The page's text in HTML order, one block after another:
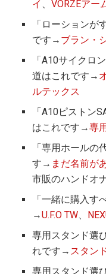
イ 、VORZEアー
「ローションが
です→ ブラン・
「A10サイクロ
道はこれです→
ルテックス
「A10ピストン
はこれです→専
「専用ホールの
す→ まだ名前が
市販のハンドオ
「一緒に購入す
→U.F.O TW、
専用スタンド選
れです→ スタン
専用スタンド選